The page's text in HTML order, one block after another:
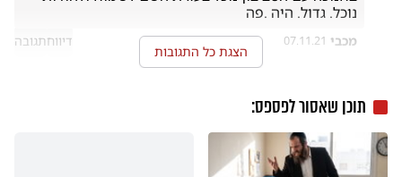
נוכל. גדול. היה .פה
מכבי 07.11.21 דיווחתגובה
הצגת כל התגובות
תוכן שאסור לפספס: